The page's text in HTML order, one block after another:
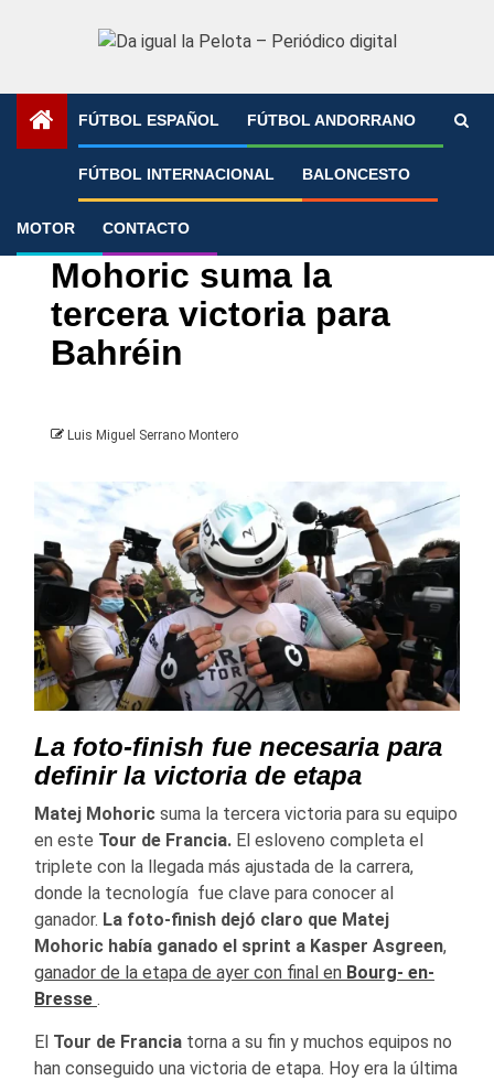
FÚTBOL ESPAÑOL FÚTBOL ANDORRANO
FÚTBOL INTERNACIONAL BALONCESTO
MOTOR CONTACTO
»
Ciclismo
Mohoric suma la
tercera victoria para
Bahréin
Luis Miguel Serrano Montero
La foto-finish fue necesaria para
definir la victoria de etapa
Matej Mohoric suma la tercera victoria para su equipo
en este Tour de Francia. El esloveno completa el
triplete con la llegada más ajustada de la carrera,
donde la tecnología fue clave para conocer al
ganador. La foto-finish dejó claro que Matej
Mohoric había ganado el sprint a Kasper Asgreen,
ganador de la etapa de ayer con final en Bourg- en-
Bresse .
El Tour de Francia torna a su fin y muchos equipos no
han conseguido una victoria de etapa. Hoy era la última